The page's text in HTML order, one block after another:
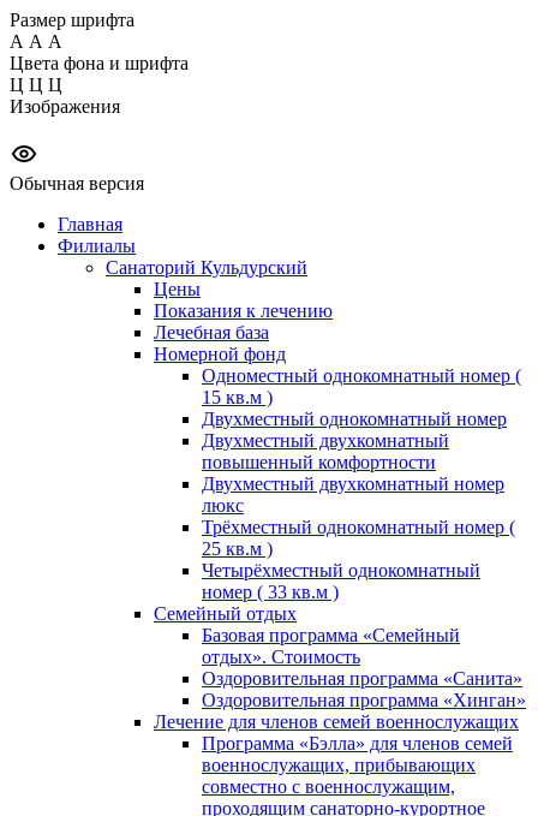
Размер шрифта
А А А
Цвета фона и шрифта
Ц Ц Ц
Изображения
Обычная версия
Главная
Филиалы
Санаторий Кульдурский
Цены
Показания к лечению
Лечебная база
Номерной фонд
Одноместный однокомнатный номер (
15 кв.м )
Двухместный однокомнатный номер
Двухместный двухкомнатный
повышенный комфортности
Двухместный двухкомнатный номер
люкс
Трёхместный однокомнатный номер (
25 кв.м )
Четырёхместный однокомнатный
номер ( 33 кв.м )
Семейный отдых
Базовая программа «Семейный
отдых». Стоимость
Оздоровительная программа «Санита»
Оздоровительная программа «Хинган»
Лечение для членов семей военнослужащих
Программа «Бэлла» для членов семей
военнослужащих, прибывающих
совместно с военнослужащим,
проходящим санаторно-курортное